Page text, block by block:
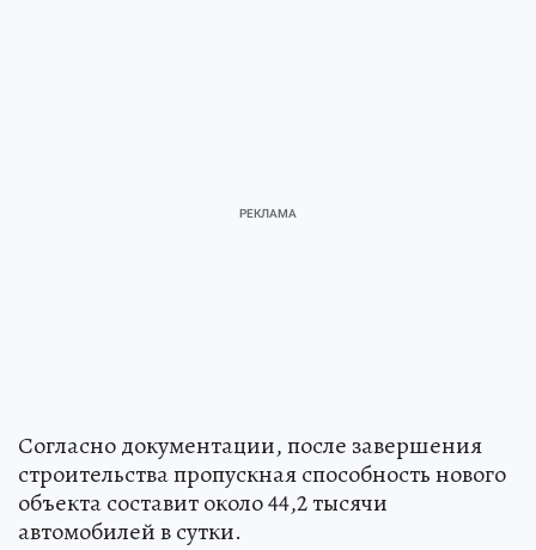
Согласно документации, после завершения
строительства пропускная способность нового
объекта составит около 44,2 тысячи
автомобилей в сутки.